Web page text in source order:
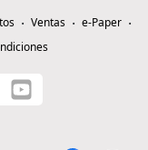
Ventas
e-Paper